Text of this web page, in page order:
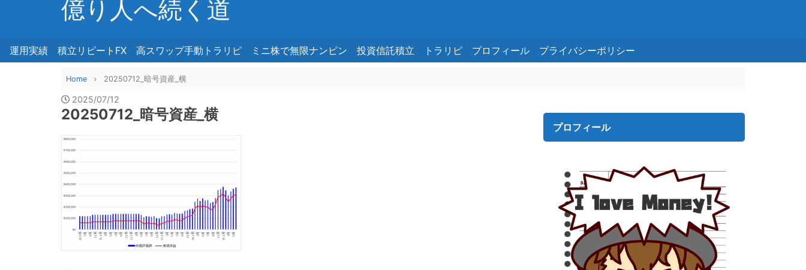
億り人へ続く道
運用実績 積立リピートFX 高スワップ手動トラリピ ミニ株で無限ナンピン 投資信託積立 トラリピ プロフィール プライバシーポリシー
Home 20250712_暗号資産_横
2025/07/12
20250712_暗号資産_横
プロフィール